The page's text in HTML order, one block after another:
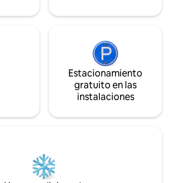
Estacionamiento
gratuito en las
instalaciones